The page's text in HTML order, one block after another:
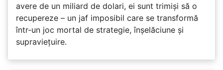
avere de un miliard de dolari, ei sunt trimiși să o
recupereze – un jaf imposibil care se transformă
într-un joc mortal de strategie, înșelăciune și
supraviețuire.